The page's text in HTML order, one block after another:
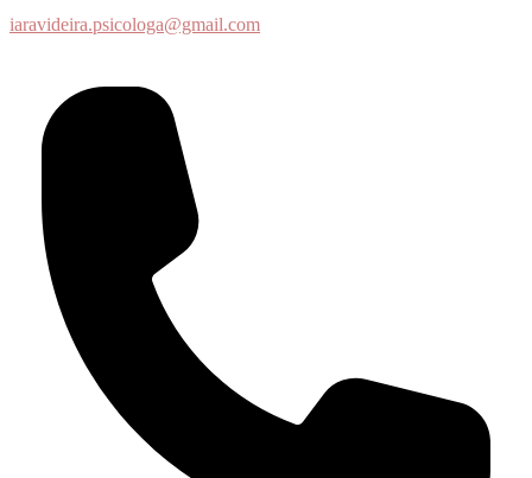
iaravideira.psicologa@gmail.com